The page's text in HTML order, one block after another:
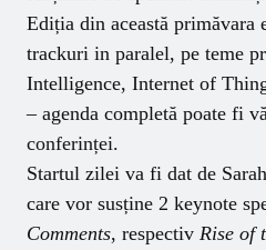
Ediția din această primăvara
trackuri in paralel, pe teme
Intelligence, Internet of
– agenda completă poate fi
conferinței.
Startul zilei va fi dat de
care vor susține 2 keynote
Comments, respectiv Rise of